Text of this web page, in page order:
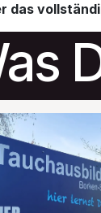
das